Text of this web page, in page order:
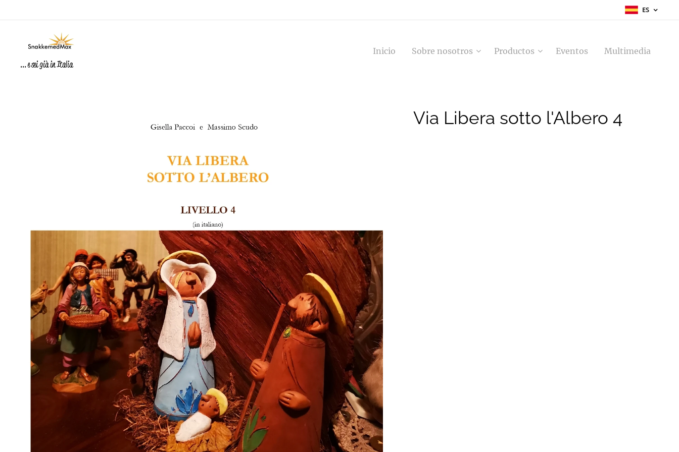
ES
... e sei già in Italia
Inicio Sobre nosotros Productos Eventos Multimedia
Via Libera sotto l'Albero 4